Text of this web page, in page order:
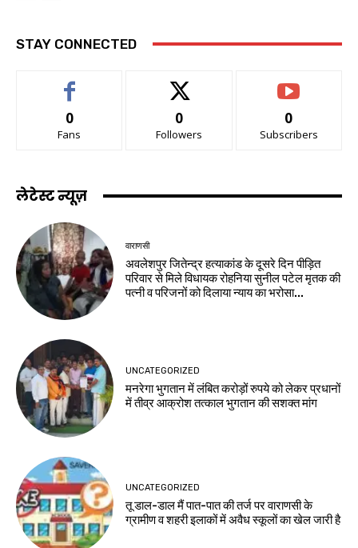
STAY CONNECTED
0
Fans
0
Followers
0
Subscribers
लेटेस्ट न्यूज़
वाराणसी
अवलेशपुर जितेन्द्र हत्याकांड के दूसरे दिन पीड़ित
परिवार से मिले विधायक रोहनिया सुनील पटेल मृतक की
पत्नी व परिजनों को दिलाया न्याय का भरोसा...
UNCATEGORIZED
मनरेगा भुगतान में लंबित करोड़ों रुपये को लेकर प्रधानों
में तीव्र आक्रोश तत्काल भुगतान की सशक्त मांग
UNCATEGORIZED
तू डाल-डाल मैं पात-पात की तर्ज पर वाराणसी के
ग्रामीण व शहरी इलाकों में अवैध स्कूलों का खेल जारी है